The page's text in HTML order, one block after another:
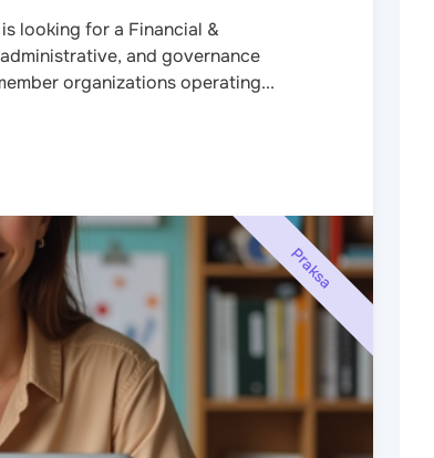
looking for a Financial &
and governance
organizations operating...
Praksa